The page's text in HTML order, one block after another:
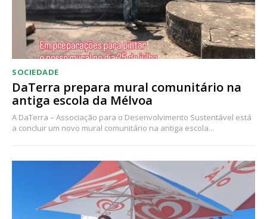
SOCIEDADE
DaTerra prepara mural comunitário na
antiga escola da Mélvoa
A DaTerra – Associação para o Desenvolvimento Sustentável está
a concluir um novo mural comunitário na antiga escola...